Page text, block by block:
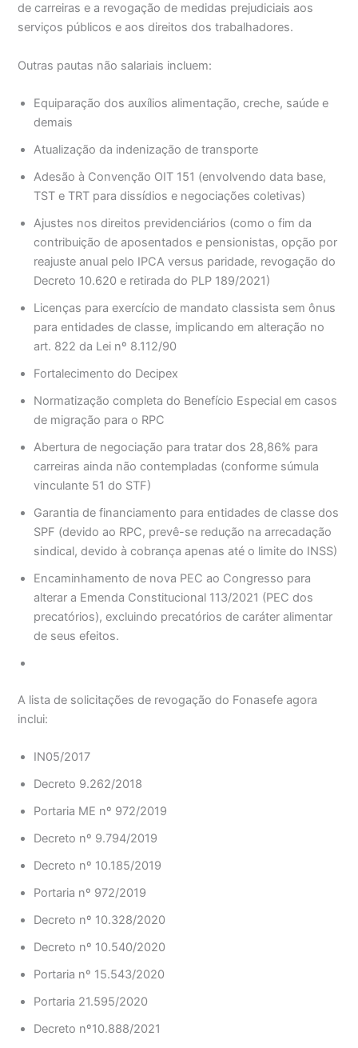
de carreiras e a revogação de medidas prejudiciais aos
serviços públicos e aos direitos dos trabalhadores.
Outras pautas não salariais incluem:
Equiparação dos auxílios alimentação, creche, saúde e
demais
Atualização da indenização de transporte
Adesão à Convenção OIT 151 (envolvendo data base,
TST e TRT para dissídios e negociações coletivas)
Ajustes nos direitos previdenciários (como o fim da
contribuição de aposentados e pensionistas, opção por
reajuste anual pelo IPCA versus paridade, revogação do
Decreto 10.620 e retirada do PLP 189/2021)
Licenças para exercício de mandato classista sem ônus
para entidades de classe, implicando em alteração no
art. 822 da Lei nº 8.112/90
Fortalecimento do Decipex
Normatização completa do Benefício Especial em casos
de migração para o RPC
Abertura de negociação para tratar dos 28,86% para
carreiras ainda não contempladas (conforme súmula
vinculante 51 do STF)
Garantia de financiamento para entidades de classe dos
SPF (devido ao RPC, prevê-se redução na arrecadação
sindical, devido à cobrança apenas até o limite do INSS)
Encaminhamento de nova PEC ao Congresso para
alterar a Emenda Constitucional 113/2021 (PEC dos
precatórios), excluindo precatórios de caráter alimentar
de seus efeitos.
A lista de solicitações de revogação do Fonasefe agora
inclui:
IN05/2017
Decreto 9.262/2018
Portaria ME nº 972/2019
Decreto nº 9.794/2019
Decreto nº 10.185/2019
Portaria nº 972/2019
Decreto nº 10.328/2020
Decreto nº 10.540/2020
Portaria nº 15.543/2020
Portaria 21.595/2020
Decreto nº10.888/2021